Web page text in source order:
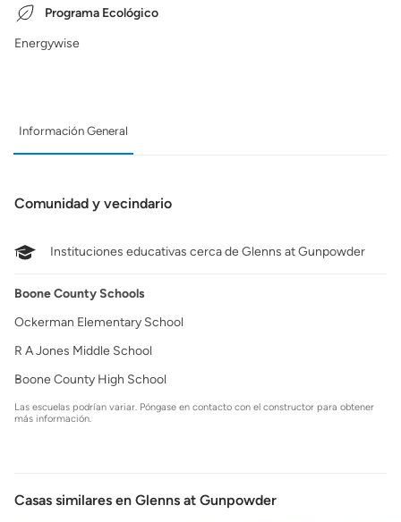
Programa Ecológico
Energywise
Información General
Comunidad y vecindario
Instituciones educativas cerca de Glenns at Gunpowder
Boone County Schools
Ockerman Elementary School
R A Jones Middle School
Boone County High School
Las escuelas podrían variar. Póngase en contacto con el constructor para obtener
más información.
Casas similares en Glenns at Gunpowder